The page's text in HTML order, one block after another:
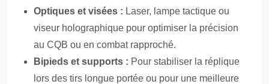
Optiques et visées : Laser, lampe tactique ou
viseur holographique pour optimiser la précision
au CQB ou en combat rapproché.
Bipieds et supports : Pour stabiliser la réplique
lors des tirs longue portée ou pour une meilleure